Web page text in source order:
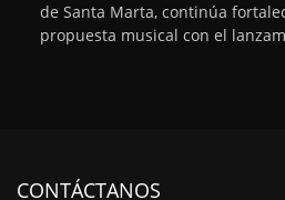
de Santa Marta, continúa
propuesta musical con el
CONTÁCTANOS